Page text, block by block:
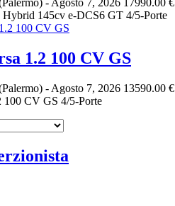
- Agosto 7, 2026 17990.00 €
145cv e-DCS6 GT 4/5-Porte
1.2 100 CV GS
- Agosto 7, 2026 13590.00 €
100 CV GS 4/5-Porte